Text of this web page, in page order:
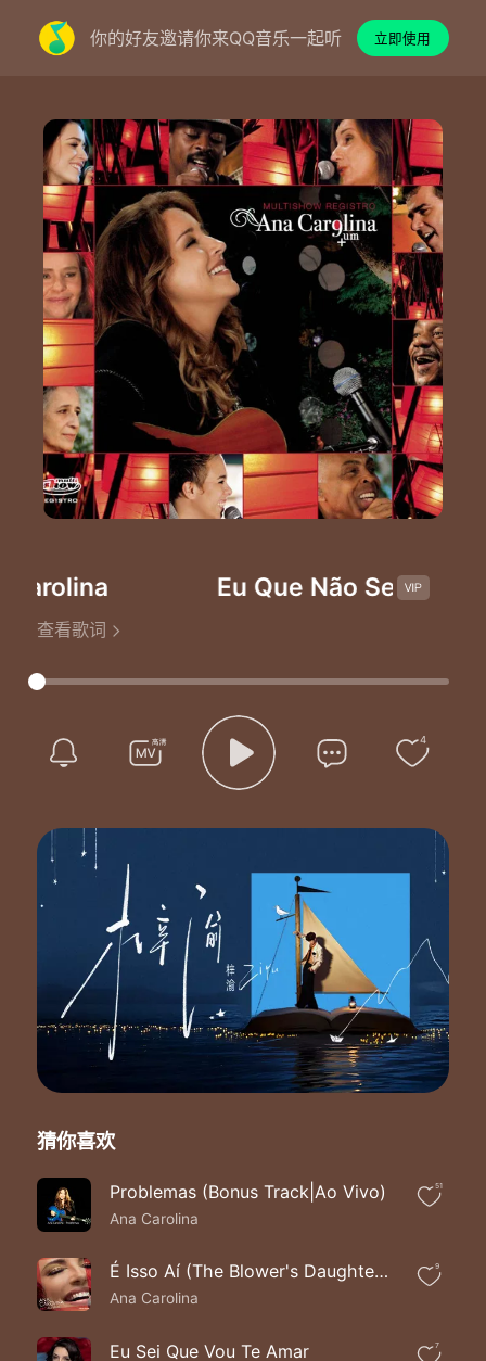
你的好友邀请你来QQ音乐一起听 立即使用
Eu Que Não Sei Quase
查看歌词
4
猜你喜欢
Problemas (Bonus Track|Ao Vivo)
Ana Carolina
51
É Isso Aí (The Blower's Daughter) (Ao Vivo)
Ana Carolina
9
Eu Sei Que Vou Te Amar 7